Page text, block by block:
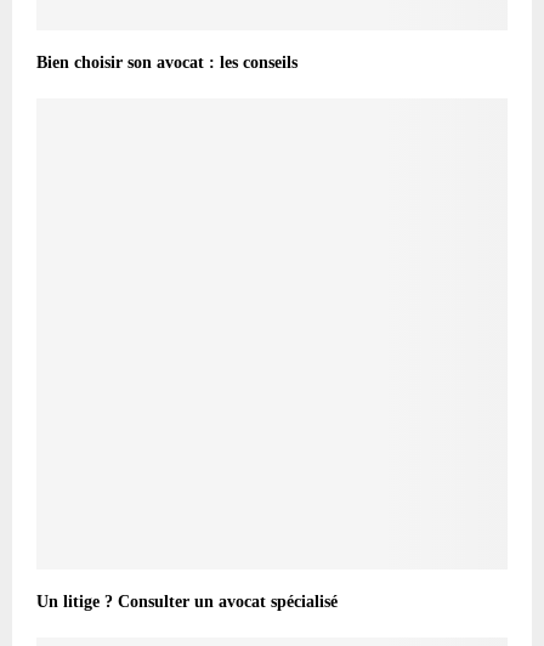
Bien choisir son avocat : les conseils
Un litige ? Consulter un avocat spécialisé